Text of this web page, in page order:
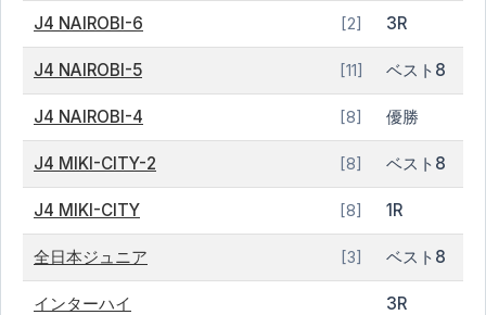
J4 NAIROBI-6 [2] 3R
J4 NAIROBI-5 [11] ベスト8
J4 NAIROBI-4 [8] 優勝
J4 MIKI-CITY-2 [8] ベスト8
J4 MIKI-CITY [8] 1R
全日本ジュニア [3] ベスト8
インターハイ 3R